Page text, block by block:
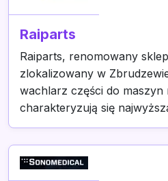
Raiparts
Raiparts, renomowany
zlokalizowany w
wachlarz części do
charakteryzują się